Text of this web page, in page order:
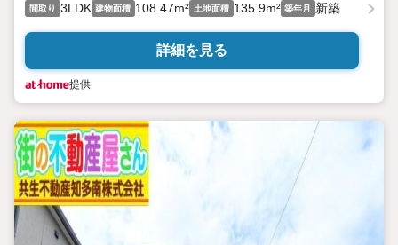
間取り 3LDK 建物面積 108.47m² 土地面積 135.9m² 築年月 新築
詳細を見る
提供